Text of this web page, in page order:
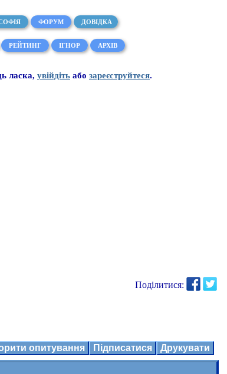
ФОРУМ ДОВІДКА
РЕЙТИНГ ІГНОР АРХІВ
ласка, увійдіть або зареєструйтеся.
Поділитися:
опитування Підписатися Друкувати